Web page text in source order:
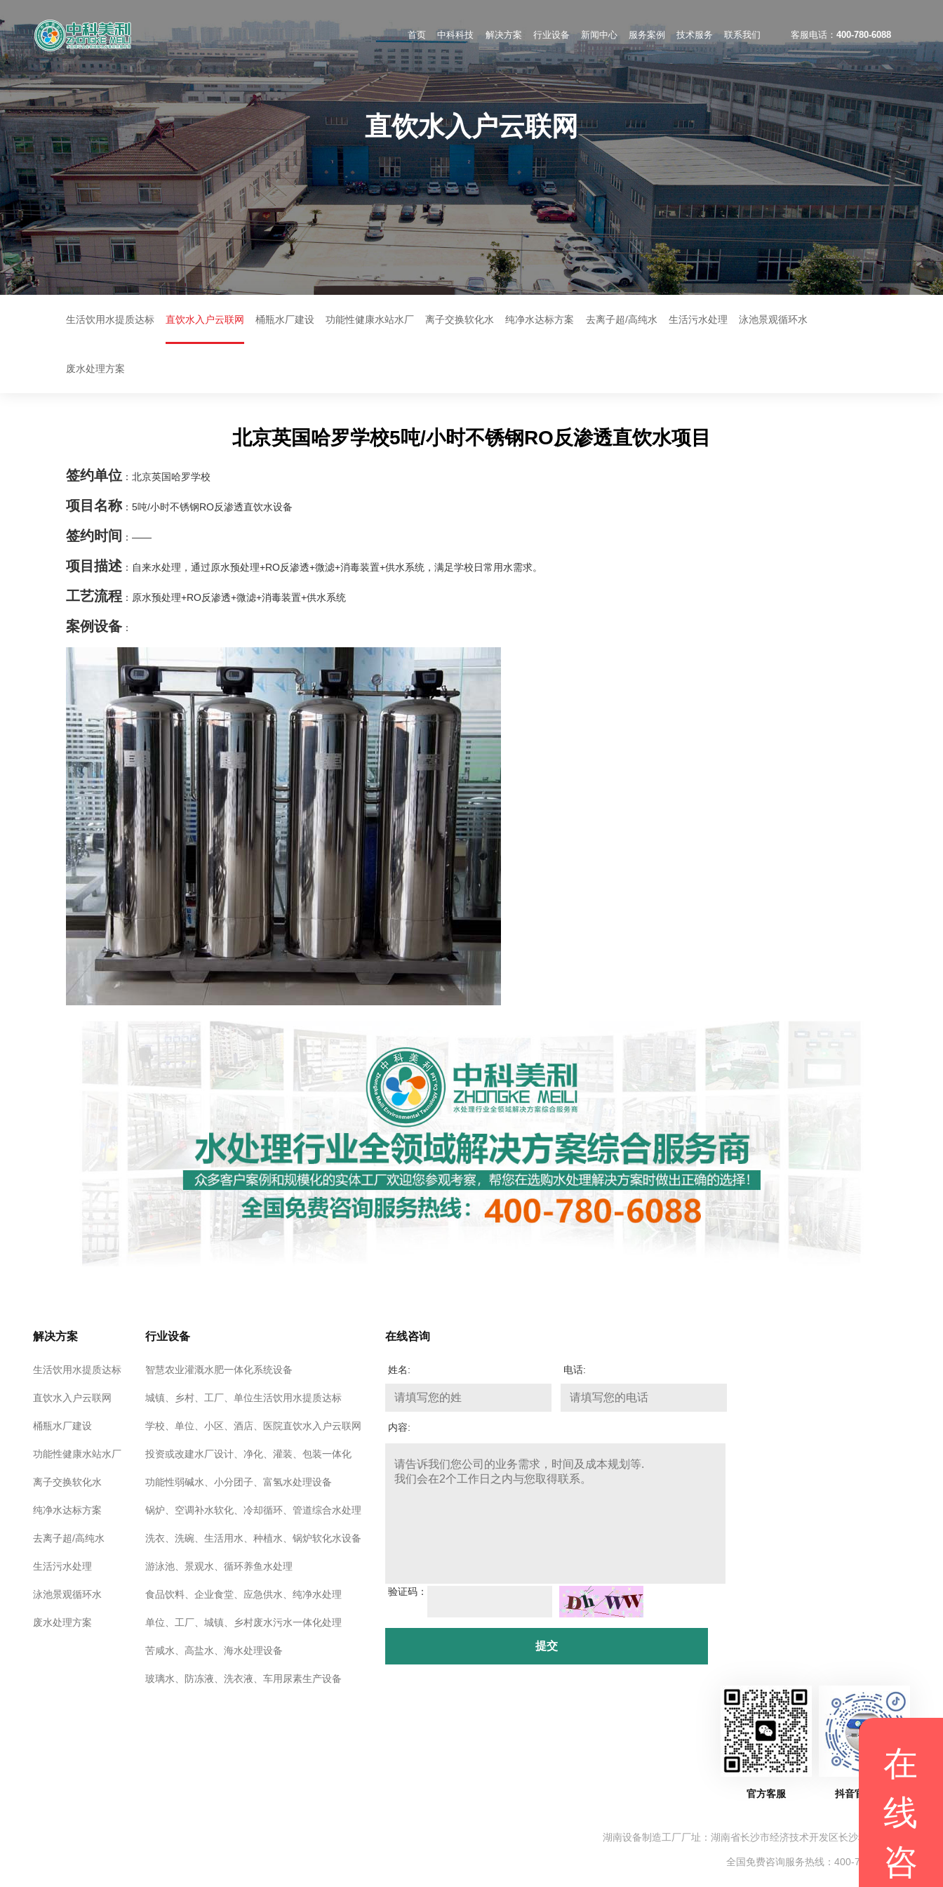
首页 中科科技 解决方案 行业设备 新闻中心 服务案例 技术服务 联系我们 客服电话： 400-780-6088
直饮水入户云联网
生活饮用水提质达标 直饮水入户云联网 桶瓶水厂建设 功能性健康水站水厂 离子交换软化水 纯净水达标方案 去离子超/高纯水 生活污水处理 泳池景观循环水
废水处理方案
北京英国哈罗学校5吨/小时不锈钢RO反渗透直饮水项目
签约单位 ：北京英国哈罗学校
项目名称：5吨/小时不锈钢RO反渗透直饮水设备
签约时间 ：——
项目描述：自来水处理，通过原水预处理+RO反渗透+微滤+消毒装置+供水系统，满足学校日常用水需求。
工艺流程：原水预处理+RO反渗透+微滤+消毒装置+供水系统
案例设备：
解决方案
生活饮用水提质达标
直饮水入户云联网
桶瓶水厂建设
功能性健康水站水厂
离子交换软化水
纯净水达标方案
去离子超/高纯水
生活污水处理
泳池景观循环水
废水处理方案
行业设备
智慧农业灌溉水肥一体化系统设备
城镇、乡村、工厂、单位生活饮用水提质达标
学校、单位、小区、酒店、医院直饮水入户云联网
投资或改建水厂设计、净化、灌装、包装一体化
功能性弱碱水、小分团子、富氢水处理设备
锅炉、空调补水软化、冷却循环、管道综合水处理
洗衣、洗碗、生活用水、种植水、锅炉软化水设备
游泳池、景观水、循环养鱼水处理
食品饮料、企业食堂、应急供水、纯净水处理
单位、工厂、城镇、乡村废水污水一体化处理
苦咸水、高盐水、海水处理设备
玻璃水、防冻液、洗衣液、车用尿素生产设备
在线咨询
姓名: 电话:
内容:
验证码：
提交
抖音官方账号
官方客服
湖南设备制造工厂厂址：湖南省长沙市经济技术开发区长沙科技新城
全国免费咨询服务热线：400-780-6088
在
线
咨